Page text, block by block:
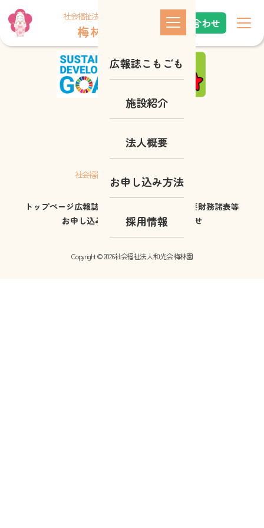
社会福祉法人 和光会
梅 林 園 お問い合わせ
広報誌こもごも
施設紹介
法人概要
お申し込み方法
採用情報
これはindex.phpです
社会福祉法人 和光会 梅 林 園
トップページ広報誌こもごも 法人概要財務諸表等
お申し込み方法
採用情報お問い合わせ
Copyright © 2026社会福祉法人 和光会 梅林園